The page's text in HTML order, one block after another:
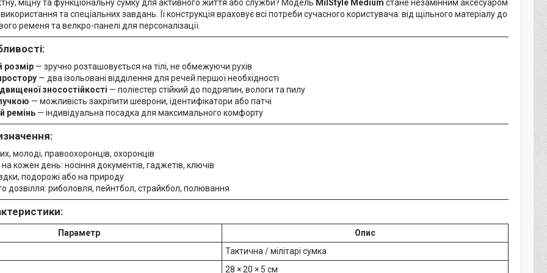
міцну та функціональну сумку для активного життя або служби? Модель MilStyle Medium стане незамінним аксесуаром
та спеціальних завдань. Її конструкція враховує всі потреби сучасного користувача: від щільного матеріалу до
ременя та велкро-панелі для персоналізації.
розмір — зручно розташовується на тілі, не обмежуючи рухів
— два ізольовані відділення для речей першої необхідності
зносостійкості — поліестер стійкий до подряпин, вологи та пилу
— можливість закріпити шеврони, ідентифікатори або патчі
ремінь — індивідуальна посадка для максимального комфорту
молоді, правоохоронців, охоронців
кожен день: носіння документів, гаджетів, ключів
подорожі або на природу
дозвілля: риболовля, пейнтбол, страйкбол, полювання
Параметр
Опис
Тактична / мілітарі сумка
28 × 20 × 5 см